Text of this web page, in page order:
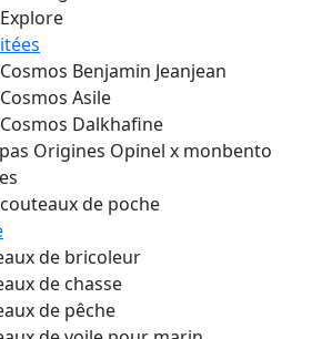
Benjamin Jeanjean
Asile
Dalkhafine
Origines Opinel x monbento
de poche
de bricoleur
de chasse
de pêche